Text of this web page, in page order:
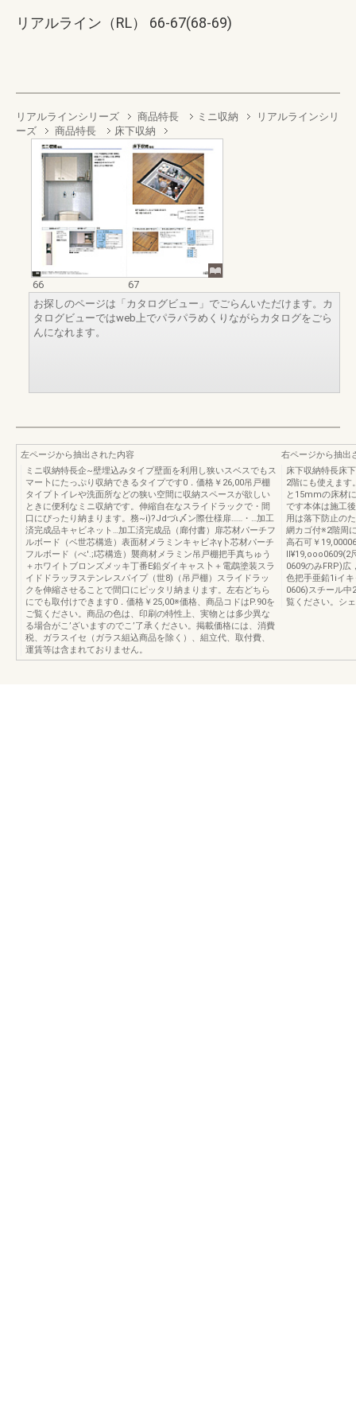
リアルライン（RL） 66-67(68-69)
リアルラインシリーズ 商品特長 ミニ収納
リアルラインシリ
ーズ
商品特長 床下収納
66
67
お探しのページは「カタログビュー」でごらんいただけます。カ
タログビューではweb上でパラパラめくりながらカタログをごら
んになれます。
左ページから抽出された内容
ミニ収納特長企~壁埋込みタイプ壁面を利用し狭いスベスでもス
マー卜にたっぷり収納できるタイプです0．価格￥26,00吊戸棚
タイプトイレや洗面所などの狭い空間に収納スペースが欲しい
ときに便利なミニ収納です。伸縮自在なスライドラックで・間
口にぴったり納まります。務~i)?Jdづι〆ン際仕様扉……・…加工
済完成品キャビネット…加工済完成品（廊付書）扉芯材パーチフ
ルボード（ベ世芯構造）表面材メラミンキャビネγ卜芯材パーチ
フルボード（べ'.;I芯構造）襲商材メラミン吊戸棚把手真ちゅう
＋ホワイトブロンズメッキ丁番E鉛ダイキャス卜＋電鵡塗装スラ
イドドラッヲステンレスパイプ（世8)（吊戸棚）スライドラッ
クを伸縮させることで間口にピッタリ納まります。左右どちら
にでも取付けできます0．価格￥25,00※価格、商品コドはP.90を
ご覧ください。商品の色は、印刷の特性上、実物とは多少異な
る場合がこ’ざいますのでこ’了承ください。掲載価格には、消費
税、ガラスイセ（ガラス組込商品を除く）、組立代、取付費、
運賃等は含まれておりません。
右ページから抽出
床下収納特長床
2階にも使えま
と15mmの床材
です本体は施工
用は落下防止の
網カゴ付※2階周
高石可￥
0609のみFRP)広
色把手亜鉛1iイ
0606)スチール中
覧ください。シ